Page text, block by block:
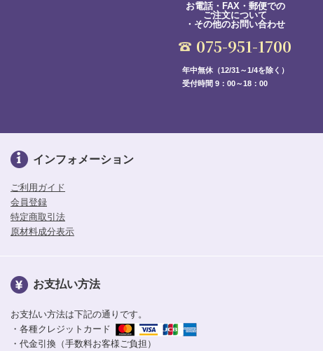
お電話・FAX・郵便での
ご注文について
・その他のお問い合わせ
075-951-1700
年中無休（12/31～1/4を除く）
受付時間 9：00～18：00
インフォメーション
ご利用ガイド
会員登録
特定商取引法
原材料成分表示
お支払い方法
お支払い方法は下記の通りです。
・各種クレジットカード
・代金引換（手数料お客様ご負担）